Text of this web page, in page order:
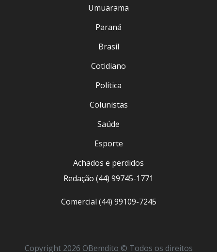
Umuarama
Paraná
Brasil
Cotidiano
Política
Colunistas
Saúde
Esporte
Achados e perdidos
Redação (44) 99745-1771
Comercial (44) 99109-7245
Copyright 2026 OBemdito © Todos os direitos